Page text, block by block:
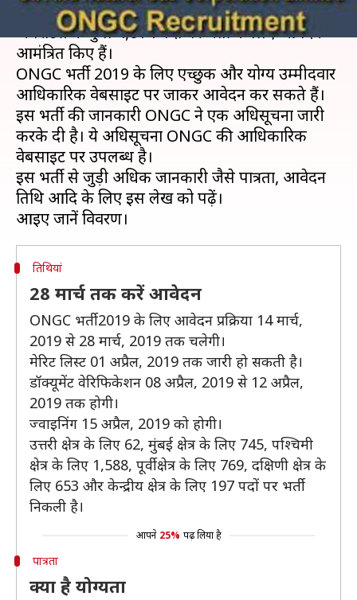
तेल एवं प्राकृतिक गैस निगम लिमिटेड (ONGC) ने
अपरेंटिस के कुल 4,014 पदों पर भर्ती के लिए आवेदन
आमंत्रित किए हैं।
ONGC भर्ती 2019 के लिए एच्छुक और योग्य उम्मीदवार
आधिकारिक वेबसाइट पर जाकर आवेदन कर सकते हैं।
इस भर्ती की जानकारी ONGC ने एक अधिसूचना जारी
करके दी है। ये अधिसूचना ONGC की आधिकारिक
वेबसाइट पर उपलब्ध है।
इस भर्ती से जुड़ी अधिक जानकारी जैसे पात्रता, आवेदन
तिथि आदि के लिए इस लेख को पढ़ें।
तिथियां
28 मार्च तक करें आवेदन
ONGC भर्ती 2019 के लिए आवेदन प्रक्रिया 14 मार्च,
2019 से 28 मार्च, 2019 तक चलेगी।
मेरिट लिस्ट 01 अप्रैल, 2019 तक जारी हो सकती है।
डॉक्यूमेंट वेरिफिकेशन 08 अप्रैल, 2019 से 12 अप्रैल,
2019 तक होगी।
ज्वाइनिंग 15 अप्रैल, 2019 को होगी।
उत्तरी क्षेत्र के लिए 62, मुंबई क्षेत्र के लिए 745, पश्चिमी
क्षेत्र के लिए 1,588, पूर्वी क्षेत्र के लिए 769, दक्षिणी क्षेत्र के
लिए 653 और केन्द्रीय क्षेत्र के लिए 197 पदों पर भर्ती
निकली है।
आपने 25% पढ़ लिया है
पात्रता
क्या है योग्यता